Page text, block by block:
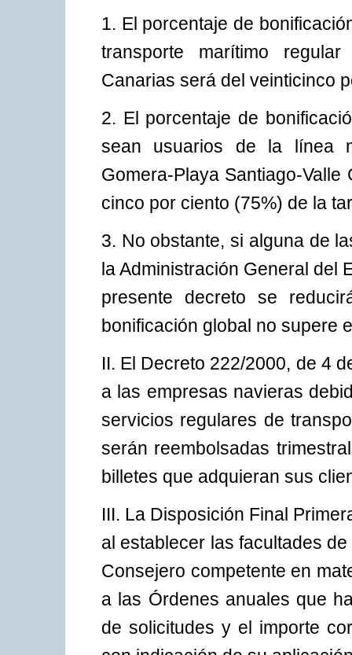
1. El porcentaje de
transporte marítimo
Canarias será del veinticinco
2. El porcentaje de
sean usuarios de la línea
Gomera-Playa Santiago-
cinco por ciento (75%) de la
3. No obstante, si alguna de
la Administración General del
presente decreto se
bonificación global no supere
II. El Decreto 222/2000, de 4
a las empresas navieras
servicios regulares de
serán reembolsadas
billetes que adquieran sus
III. La Disposición Final
al establecer las facultades
Consejero competente en
a las Órdenes anuales que
de solicitudes y el importe